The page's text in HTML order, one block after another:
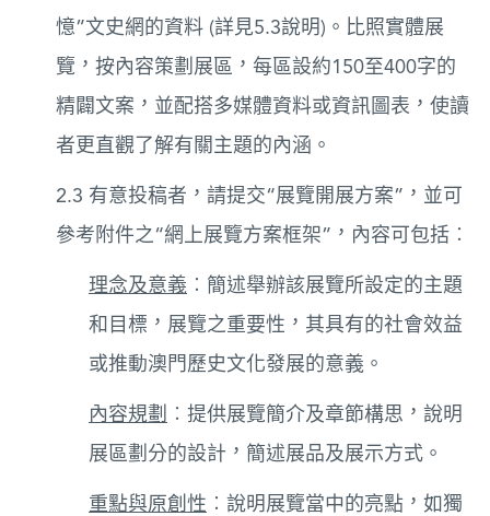
憶”文史網的資料 (詳見5.3說明)。比照實體展
覽，按內容策劃展區，每區設約150至400字的
精闢文案，並配搭多媒體資料或資訊圖表，使讀
者更直觀了解有關主題的內涵。
2.3 有意投稿者，請提交“展覽開展方案”，並可
參考附件之“網上展覽方案框架”，內容可包括︰
理念及意義 ︰簡述舉辦該展覽所設定的主題
和目標，展覽之重要性，其具有的社會效益
或推動澳門歷史文化發展的意義。
內容規劃
︰提供展覽簡介及章節構思，說明
展區劃分的設計，簡述展品及展示方式。
重點與原創性 ︰說明展覽當中的亮點，如獨